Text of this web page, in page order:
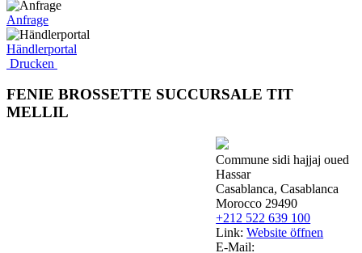
Anfrage
Händlerportal
Drucken
FENIE BROSSETTE SUCCURSALE TIT
MELLIL
Commune sidi hajjaj oued
Hassar
Casablanca, Casablanca
Morocco 29490
+212 522 639 100
Link:Website öffnen
E-Mail: